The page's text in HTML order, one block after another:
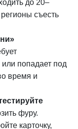
до 20–
съесть
попадает под
время и
фуру.
карточку,